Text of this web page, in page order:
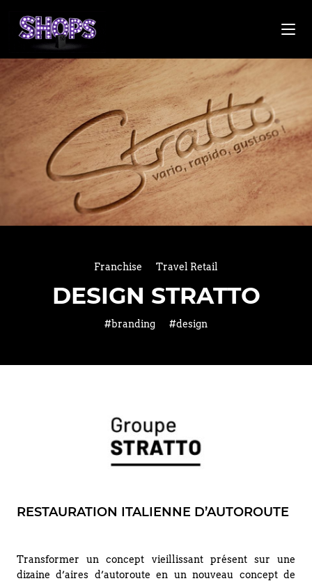
Franchise Travel Retail
DESIGN STRATTO
#branding #design
RESTAURATION ITALIENNE D’AUTOROUTE
Transformer un concept vieillissant présent sur une
dizaine d’aires d’autoroute en un nouveau concept de